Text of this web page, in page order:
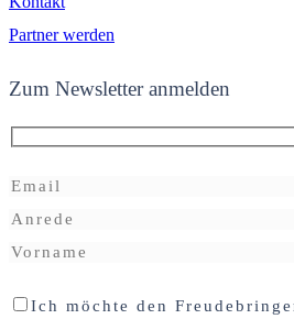
Partner werden
Zum Newsletter anmelden
Ich möchte den